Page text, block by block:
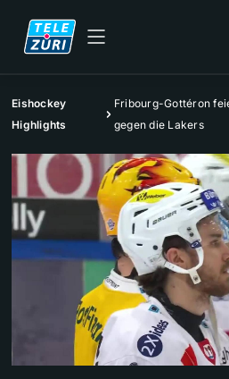
Eishockey
Highlights
Fribourg-Gottéron
gegen die Lakers